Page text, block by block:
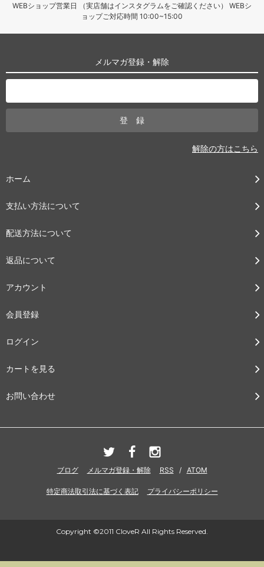
WEBショップ営業日 （実店舗はインスタグラムをご確認ください） WEBシ
ョップご対応時間 10:00~15:00
メルマガ登録・解除
解除の方はこちら
ホーム
支払い方法について
配送方法について
返品について
アカウント
会員登録
ログイン
カートを見る
お問い合わせ
ブログ メルマガ登録・解除 RSS / ATOM
特定商法取引法に基づく表記 プライバシーポリシー
Copyright ©2011 CloveR All Rights Reserved.